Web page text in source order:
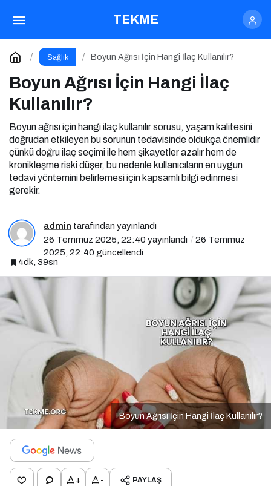
TEKME
Sağlık Boyun Ağrısı İçin Hangi İlaç Kullanılır?
Boyun Ağrısı İçin Hangi İlaç
Kullanılır?
Boyun ağrısı için hangi ilaç kullanılır sorusu, yaşam kalitesini
doğrudan etkileyen bu sorunun tedavisinde oldukça önemlidir
çünkü doğru ilaç seçimi ile hem şikayetler azalır hem de
kronikleşme riski düşer, bu nedenle kullanıcıların en uygun
tedavi yöntemini belirlemesi için kapsamlı bilgi edinmesi
gerekir.
admin tarafından yayınlandı
26 Temmuz 2025, 22:40 yayınlandı
26 Temmuz
2025, 22:40 güncellendi
4dk, 39sn
Boyun Ağrısı İçin Hangi İlaç Kullanılır?
+ - PAYLAŞ
Boyun Ağrısı İçin Hangi İlaç Kullanılır?
Yorum Yap